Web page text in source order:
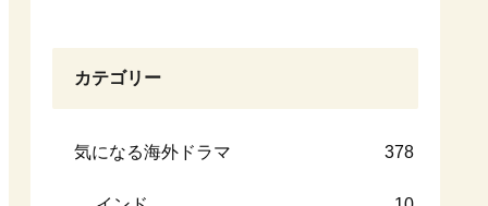
カテゴリー
気になる海外ドラマ 378